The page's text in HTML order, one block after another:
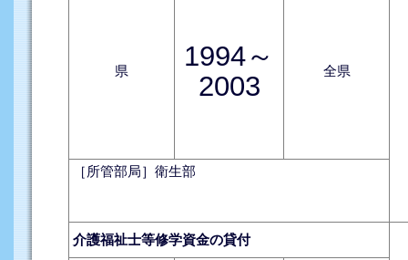
県
1994～
2003
全県
［所管部局］衛生部
介護福祉士等修学資金の貸付